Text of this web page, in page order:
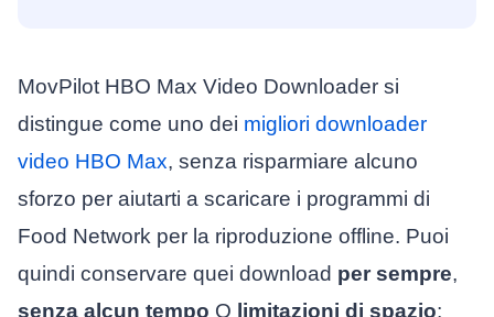
MovPilot HBO Max Video Downloader si
distingue come uno dei migliori downloader
video HBO Max, senza risparmiare alcuno
sforzo per aiutarti a scaricare i programmi di
Food Network per la riproduzione offline. Puoi
quindi conservare quei download per sempre,
senza alcun tempo O limitazioni di spazio;